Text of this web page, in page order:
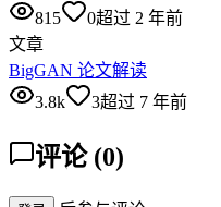
815
0超过 2 年前
文章
BigGAN 论文解读
3.8k
3超过 7 年前
评论 (0)